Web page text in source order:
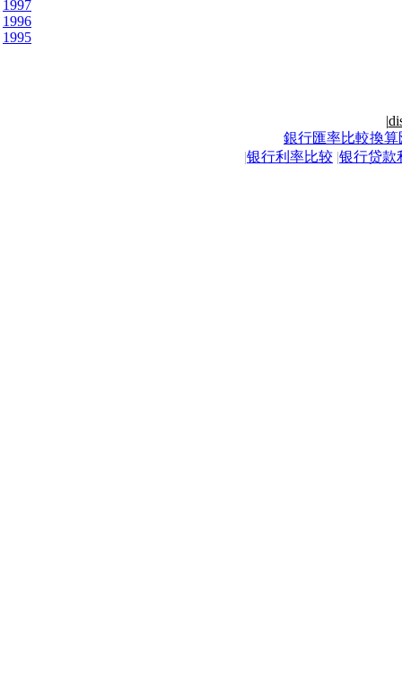
1997
1996
1995
|
銀行匯率比較換算
|银行利率比较 |银行贷款